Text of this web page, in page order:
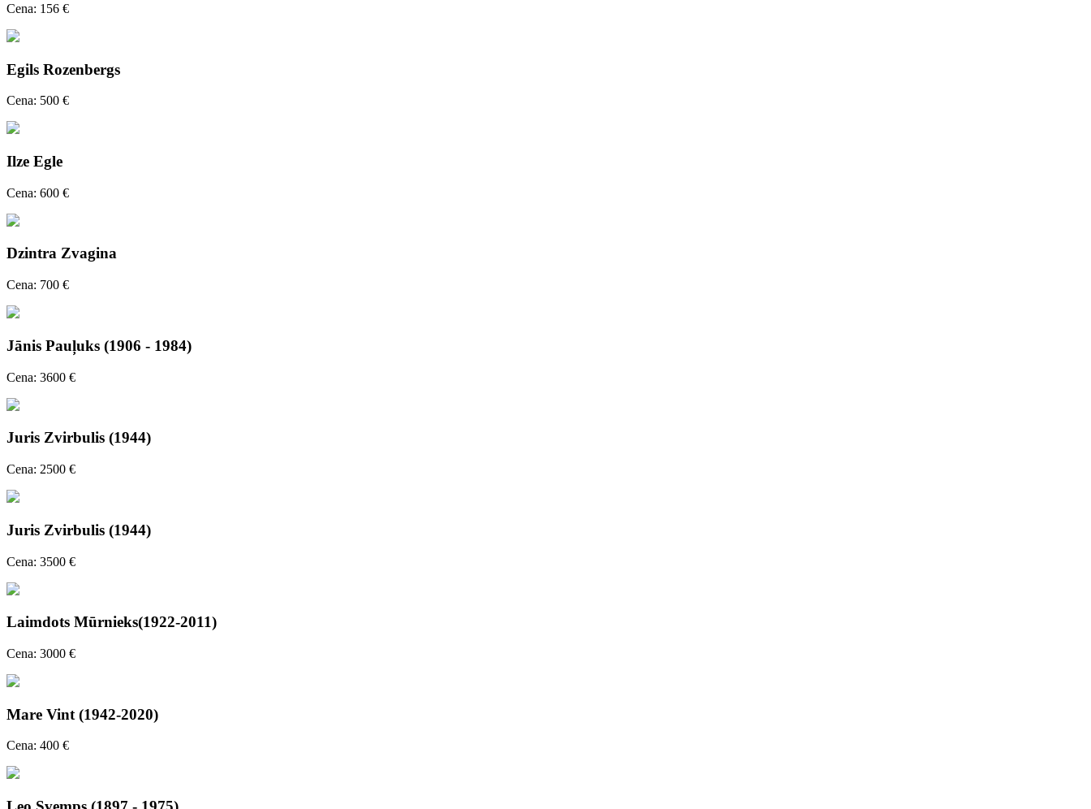
Cena: 156 €
Egils Rozenbergs
Cena: 500 €
Ilze Egle
Cena: 600 €
Dzintra Zvagina
Cena: 700 €
Jānis Pauļuks (1906 - 1984)
Cena: 3600 €
Juris Zvirbulis (1944)
Cena: 2500 €
Juris Zvirbulis (1944)
Cena: 3500 €
Laimdots Mūrnieks(1922-2011)
Cena: 3000 €
Mare Vint (1942-2020)
Cena: 400 €